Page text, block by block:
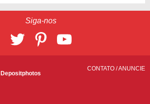
Siga-nos
Depositphotos
CONTATO /ANUNCIE